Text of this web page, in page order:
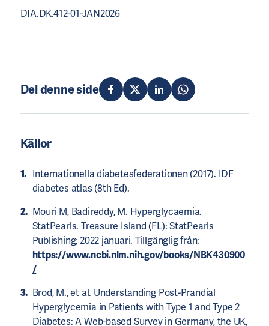
DIA.DK.412-01-JAN2026
Del denne side
Källor
Internationella diabetesfederationen (2017). IDF
diabetes atlas (8th Ed).
Mouri M, Badireddy, M. Hyperglycaemia.
StatPearls. Treasure Island (FL): StatPearls
Publishing; 2022 januari. Tillgänglig från:
https://www.ncbi.nlm.nih.gov/books/NBK430900
/
Brod, M., et al. Understanding Post-Prandial
Hyperglycemia in Patients with Type 1 and Type 2
Diabetes: A Web-based Survey in Germany, the UK,